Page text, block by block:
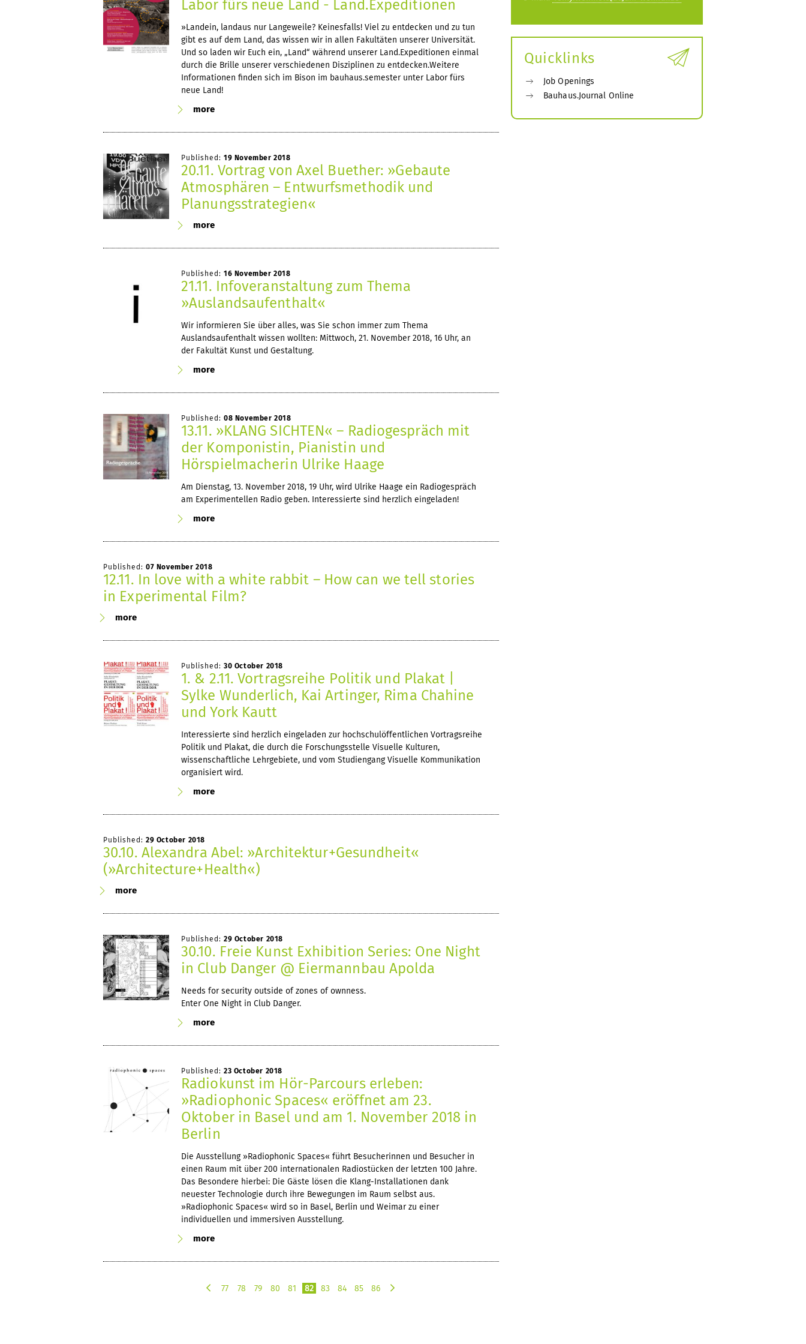
Labor fürs neue Land - Land.Expeditionen
»Landein, landaus nur Langeweile? Keinesfalls! Viel zu entdecken und zu tun
gibt es auf dem Land, das wissen wir in allen Fakultäten unserer Universität.
Und so laden wir Euch ein, „Land“ während unserer Land.Expeditionen einmal
durch die Brille unserer verschiedenen Disziplinen zu entdecken.Weitere
Informationen finden sich im Bison im bauhaus.semester unter Labor fürs
neue Land!
more
Published: 19 November 2018
20.11. Vortrag von Axel Buether: »Gebaute
Atmosphären – Entwurfsmethodik und
Planungsstrategien«
more
Published: 16 November 2018
21.11. Infoveranstaltung zum Thema
»Auslandsaufenthalt«
Wir informieren Sie über alles, was Sie schon immer zum Thema
Auslandsaufenthalt wissen wollten: Mittwoch, 21. November 2018, 16 Uhr, an
der Fakultät Kunst und Gestaltung.
more
Published: 08 November 2018
13.11. »KLANG SICHTEN« – Radiogespräch mit
der Komponistin, Pianistin und
Hörspielmacherin Ulrike Haage
Am Dienstag, 13. November 2018, 19 Uhr, wird Ulrike Haage ein Radiogespräch
am Experimentellen Radio geben. Interessierte sind herzlich eingeladen!
more
Published: 07 November 2018
12.11. In love with a white rabbit – How can we tell stories
in Experimental Film?
more
Published: 30 October 2018
1. & 2.11. Vortragsreihe Politik und Plakat |
Sylke Wunderlich, Kai Artinger, Rima Chahine
und York Kautt
Interessierte sind herzlich eingeladen zur hochschulöffentlichen Vortragsreihe
Politik und Plakat, die durch die Forschungsstelle Visuelle Kulturen,
wissenschaftliche Lehrgebiete, und vom Studiengang Visuelle Kommunikation
organisiert wird.
more
Published: 29 October 2018
30.10. Alexandra Abel: »Architektur+Gesundheit«
(»Architecture+Health«)
more
Published: 29 October 2018
30.10. Freie Kunst Exhibition Series: One Night
in Club Danger @ Eiermannbau Apolda
Needs for security outside of zones of ownness.
Enter One Night in Club Danger.
more
Published: 23 October 2018
Radiokunst im Hör-Parcours erleben:
»Radiophonic Spaces« eröffnet am 23.
Oktober in Basel und am 1. November 2018 in
Berlin
Die Ausstellung »Radiophonic Spaces« führt Besucherinnen und Besucher in
einen Raum mit über 200 internationalen Radiostücken der letzten 100 Jahre.
Das Besondere hierbei: Die Gäste lösen die Klang-Installationen dank
neuester Technologie durch ihre Bewegungen im Raum selbst aus.
»Radiophonic Spaces« wird so in Basel, Berlin und Weimar zu einer
individuellen und immersiven Ausstellung.
more
77 78 79 80 81 82 83 84 85
86
Quicklinks
Job Openings
Bauhaus.Journal Online